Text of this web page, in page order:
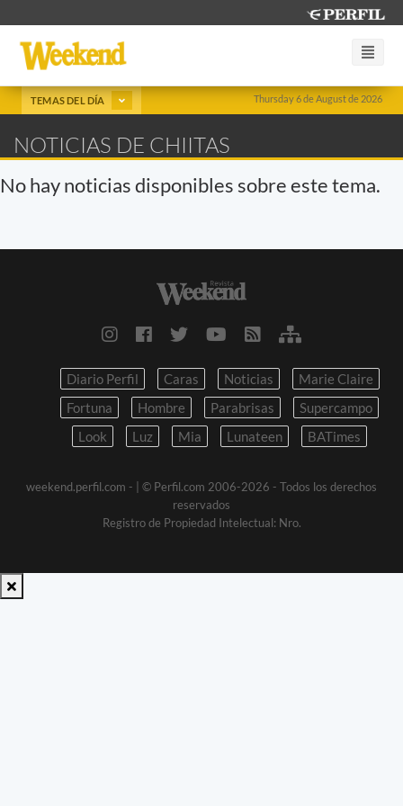
Thursday 6 de August de 2026
TEMAS DEL DÍA
NOTICIAS DE CHIITAS
No hay noticias disponibles sobre este tema.
Diario Perfil Caras Noticias
Marie Claire
Fortuna
Hombre Parabrisas
Supercampo
Look
Luz Mia Lunateen BATimes
weekend.perfil.com -
| © Perfil.com 2006-2026 - Todos los derechos
reservados
Registro de Propiedad Intelectual: Nro.